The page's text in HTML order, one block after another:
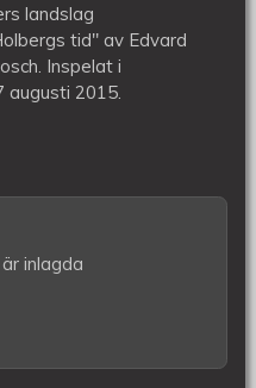
landslag
tid" av Edvard
Inspelat i
augusti 2015.
inlagda